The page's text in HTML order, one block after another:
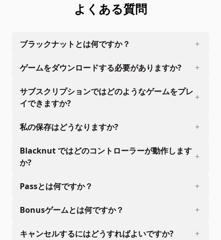
よくある質問
ブラックナットとは何ですか？
ゲームをダウンロードする必要がありますか?
サブスクリプションではどのようなゲームをプレ
イできますか?
私の保存はどうなりますか?
Blacknut ではどのコントローラーが動作します
か?
Passとは何ですか？
Bonusゲームとは何ですか？
キャンセルするにはどうすればよいですか?